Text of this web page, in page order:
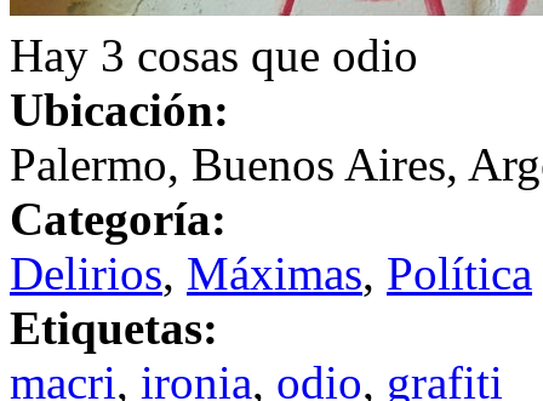
Hay 3 cosas que odio
Ubicación:
Palermo, Buenos Aires,
Categoría:
Delirios, Máximas, Política
Etiquetas:
macri, ironia, odio, grafiti